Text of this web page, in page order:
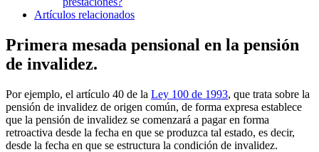
Artículos relacionados
Primera mesada pensional en la pensión
de invalidez.
Por ejemplo, el artículo 40 de la Ley 100 de 1993, que trata sobre la
pensión de invalidez de origen común, de forma expresa establece
que la pensión de invalidez se comenzará a pagar en forma
retroactiva desde la fecha en que se produzca tal estado, es decir,
desde la fecha en que se estructura la condición de invalidez.